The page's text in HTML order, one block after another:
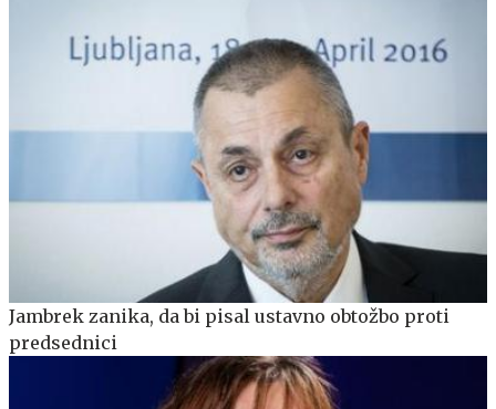
Jambrek zanika, da bi pisal ustavno obtožbo proti
predsednici